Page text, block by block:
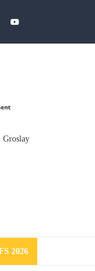
Groslay
2026Request
a